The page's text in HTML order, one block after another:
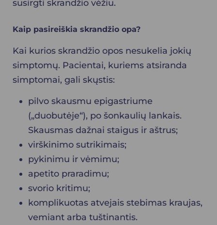
susirgti skrandžio vėžiu.
Kaip pasireiškia skrandžio opa?
Kai kurios skrandžio opos nesukelia jokių
simptomų. Pacientai, kuriems atsiranda
simptomai, gali skųstis:
pilvo skausmu epigastriume
(„duobutėje“), po šonkaulių lankais.
Skausmas dažnai staigus ir aštrus;
virškinimo sutrikimais;
pykinimu ir vėmimu;
apetito praradimu;
svorio kritimu;
komplikuotas atvejais stebimas kraujas,
vemiant arba tuštinantis.